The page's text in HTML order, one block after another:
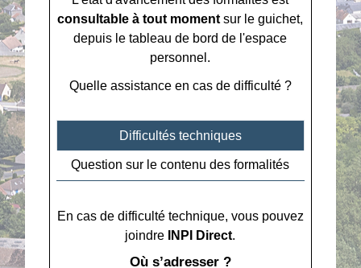
consultable à tout moment sur le guichet,
depuis le tableau de bord de l'espace
personnel.
Quelle assistance en cas de difficulté ?
Difficultés techniques
Question sur le contenu des formalités
En cas de difficulté technique, vous pouvez
joindre
INPI Direct.
Où s’adresser ?